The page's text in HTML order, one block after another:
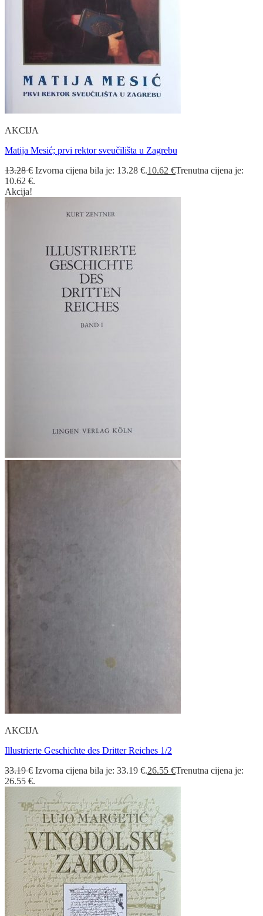
AKCIJA
Matija Mesić; prvi rektor sveučilišta u Zagrebu
13.28€ Izvorna cijena bila je: 13.28 €.10.62 €Trenutna cijena je:
10.62 €.
Akcija!
AKCIJA
Illustrierte Geschichte des Dritter Reiches 1/2
33.19€ Izvorna cijena bila je: 33.19 €.26.55 €Trenutna cijena je:
26.55 €.